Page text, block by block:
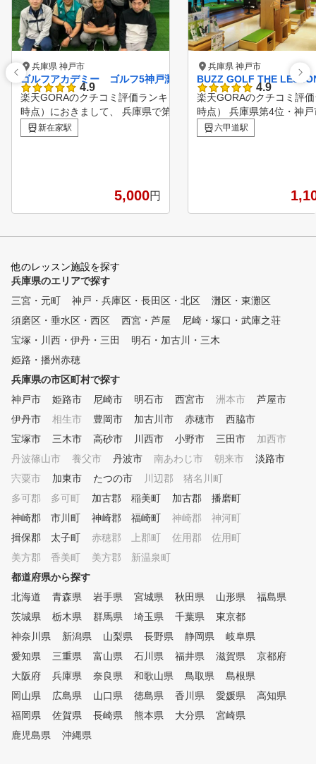
兵庫県 神戸市
ゴルフアカデミー ゴルフ5神戸灘店
4.9
楽天GORAのクチコミ評価ランキング（※2024年11月22日
時点）におきまして、 兵庫県で第6位にランクインいたしま
した！ ランキングページ：https://gora.golf.rakuten.co.jp/do
c/special/lesson/kuchikomi-ranking/hyogo/ 【ゴルフアカデ
曜日毎に様々な時間帯でレッスンを行っています。 ③
完全少人数体制のレッスン 各コース最大5名に対して
す。 ④ いつでも快適室内レッスン 夏は涼しく、冬
級者まで個別のカリキュラム（ジュニアは小学1年生から）
初心者から中上級者まで、個別にカリキュラムを作
成し、習得度に合わせて指導します。 ⑥ 練習器具を使っ
たドリルレッスン 150種類以上の練習方法より、受
講生に合った練習方法を提案します。 ⑦ ゴルフシミュレ
ータによる仮想ラウンド コースデビューに備えて、
初心者のコースデビューから中上級者のベストスコア更
新までしっかりサポート。 ～プランのご説明～ ※ワンポイ
ントレッスン、曜日・時間帯別・回数券（4回か8回）でプ
ランが分かれております。 ご希望に合ったプランをお選び
ください♪
新在家駅
5,000円
兵庫県 神戸市
BUZZ GOLF THE
4.9
楽天GORAのクチコミ評
時点） 兵庫県第4位・神
しました！ ランキング
p/doc/special/lesson/
スン！ ②手ぶらOK！ク
六甲道駅
他のレッスン施設を探す
兵庫県のエリアで探す
三宮・元町
神戸・兵庫区・長田区・北区
灘区・東灘区
須磨区・垂水区・西区
西宮・芦屋
尼崎・塚口・武庫之荘
宝塚・川西・伊丹・三田
明石・加古川・三木
姫路・播州赤穂
兵庫県の市区町村で探す
神戸市
姫路市 尼崎市 明石市 西宮市 洲本市
芦屋市
伊丹市
相生市 豊岡市 加古川市 赤穂市
西脇市
宝塚市
三木市 高砂市 川西市 小野市 三田市
加西市
丹波篠山市
養父市 丹波市 南あわじ市 朝来市
淡路市
宍粟市
加東市 たつの市
川辺郡 猪名川町
多可郡 多可町
加古郡 稲美町
加古郡 播磨町
神崎郡 市川町
神崎郡 福崎町
神崎郡 神河町
揖保郡 太子町
赤穂郡 上郡町
佐用郡 佐用町
美方郡 香美町
美方郡 新温泉町
都道府県から探す
北海道
青森県 岩手県 宮城県 秋田県 山形県
福島県
茨城県
栃木県 群馬県 埼玉県 千葉県
東京都
神奈川県
新潟県 山梨県 長野県 静岡県
岐阜県
愛知県
三重県 富山県 石川県 福井県 滋賀県
京都府
大阪府
兵庫県 奈良県 和歌山県 鳥取県
島根県
岡山県
広島県 山口県 徳島県 香川県 愛媛県
高知県
福岡県
佐賀県 長崎県 熊本県 大分県
宮崎県
鹿児島県
沖縄県